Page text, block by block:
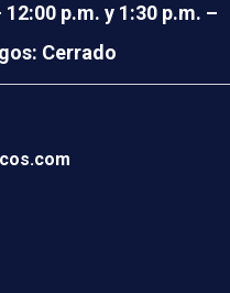
p.m. y 1:30 p.m. –
Cerrado